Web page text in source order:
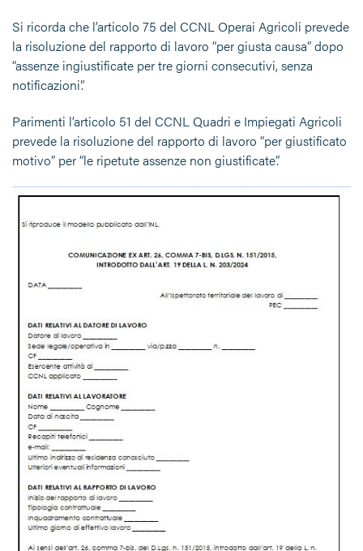
Si ricorda che l’articolo 75 del CCNL Operai Agricoli prevede
la risoluzione del rapporto di lavoro “per giusta causa” dopo
“assenze ingiustificate per tre giorni consecutivi, senza
notificazioni”.
Parimenti l’articolo 51 del CCNL Quadri e Impiegati Agricoli
prevede la risoluzione del rapporto di lavoro “per giustificato
motivo” per “le ripetute assenze non giustificate”.